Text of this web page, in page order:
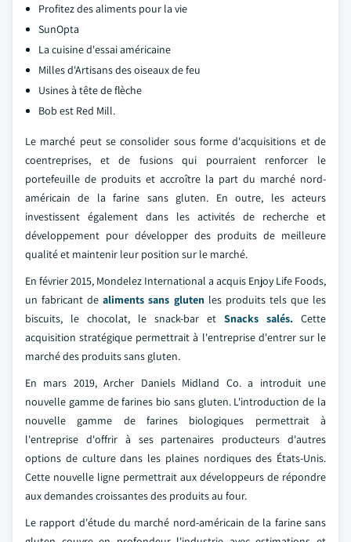
Profitez des aliments pour la vie
SunOpta
La cuisine d'essai américaine
Milles d'Artisans des oiseaux de feu
Usines à tête de flèche
Bob est Red Mill.
Le marché peut se consolider sous forme d'acquisitions et de
coentreprises, et de fusions qui pourraient renforcer le
portefeuille de produits et accroître la part du marché nord-
américain de la farine sans gluten. En outre, les acteurs
investissent également dans les activités de recherche et
développement pour développer des produits de meilleure
qualité et maintenir leur position sur le marché.
En février 2015, Mondelez International a acquis Enjoy Life Foods,
un fabricant dealiments sans gluten les produits tels que les
biscuits, le chocolat, le snack-bar et Snacks salés. Cette
acquisition stratégique permettrait à l'entreprise d'entrer sur le
marché des produits sans gluten.
En mars 2019, Archer Daniels Midland Co. a introduit une
nouvelle gamme de farines bio sans gluten. L'introduction de la
nouvelle gamme de farines biologiques permettrait à
l'entreprise d'offrir à ses partenaires producteurs d'autres
options de culture dans les plaines nordiques des États-Unis.
Cette nouvelle ligne permettrait aux développeurs de répondre
aux demandes croissantes des produits au four.
Le rapport d'étude du marché nord-américain de la farine sans